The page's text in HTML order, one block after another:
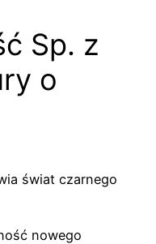
Sp. z
o
świat czarnego
nowego